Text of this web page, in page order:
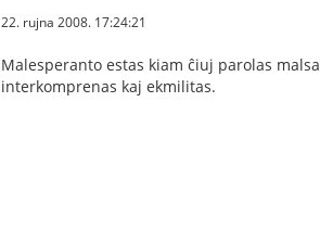
22. rujna 2008. 17:24:21
Malesperanto estas kiam ĉiuj parolas
interkomprenas kaj ekmilitas.